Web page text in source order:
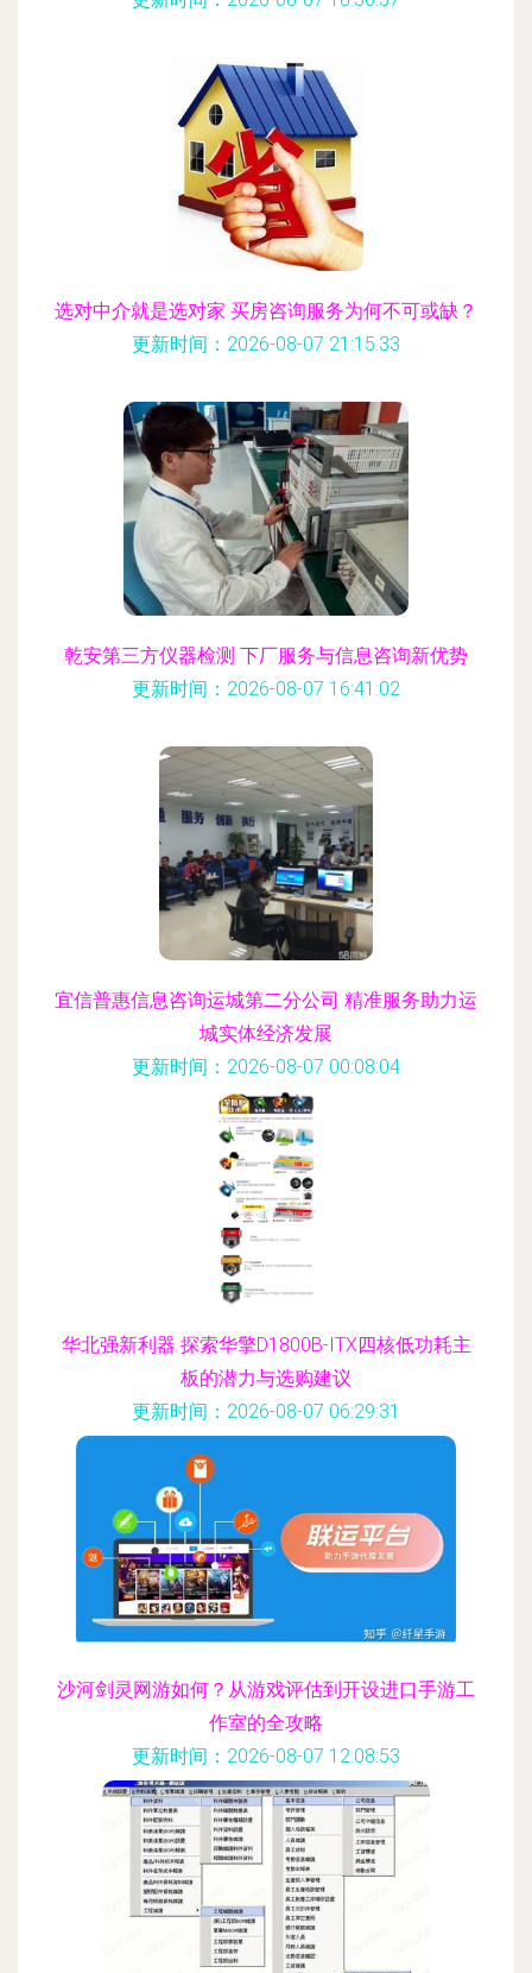
选对中介就是选对家 买房咨询服务为何不可或缺？
更新时间：2026-08-07 21:15:33
乾安第三方仪器检测 下厂服务与信息咨询新优势
更新时间：2026-08-07 16:41:02
宜信普惠信息咨询运城第二分公司 精准服务助力运
城实体经济发展
更新时间：2026-08-07 00:08:04
华北强新利器 探索华擎D1800B-ITX四核低功耗主
板的潜力与选购建议
更新时间：2026-08-07 06:29:31
沙河剑灵网游如何？从游戏评估到开设进口手游工
作室的全攻略
更新时间：2026-08-07 12:08:53